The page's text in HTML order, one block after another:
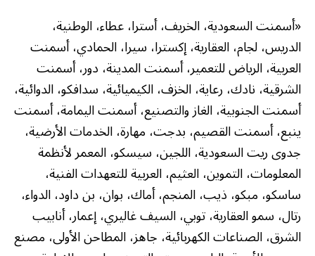
«أسمنت السعودية، الخريف، أسترا، عطاء، الوطنية،
الدريس، لجام، العقارية، إكسترا، سيرا، الحمادي، أسمنت
العربية، الرياض للتعمير، أسمنت المدينة، دور، أسمنت
الشرقية، نادك، رعاية، الخزف، الكيميائية، سدافكو، الدوائية،
أسمنت الجنوبية، الغاز والتصنيع، أسمنت اليمامة، أسمنت
ينبع، أسمنت القصيم، بدجت، مهارة، الخدمات الأرضية،
جدوى ريت السعودية، اللجين، سيسكو، المعمر لأنظمة
المعلومات، التموين، العثيم، العربية للتعهدات الفنية،
ساسكو، مبكو، ذيب، المنجم، أماك، بوان، بن داود، الدواء،
رتال، سمو العقارية، توبي، السيف غاليري، إعمار، أنابيب
الشرق، الصناعات الكهربائية، جاهز، المطاحن الأولى، مصنع